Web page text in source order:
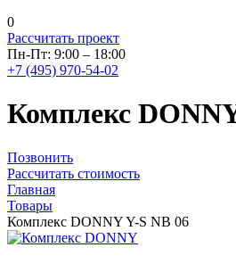
0
Рассчитать проект
Пн-Пт: 9:00 – 18:00
+7 (495) 970-54-02
Комплекс
Позвонить
Рассчитать стоимость
Главная
Товары
Комплекс DONNY Y-S NB 06